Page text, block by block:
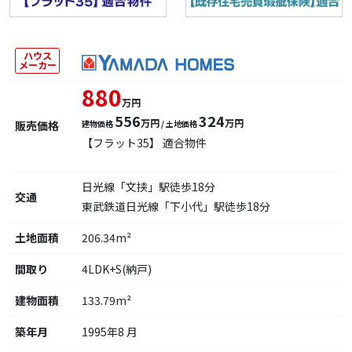
ハウス
メーカー
販売価格
880万円
建物価格 556万円/ 土地価格324万円
【フラット35】 適合物件
交通
日光線「文挟」駅徒歩18分
東武鉄道日光線「下小代」駅徒歩18分
土地面積
206.34m²
間取り
4LDK+S(納戸)
建物面積
133.79m²
築年月
1995年8 月